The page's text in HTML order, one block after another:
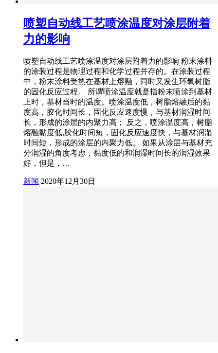
喷塑自动线工艺喷涂温度对涂层附着
力的影响
喷塑自动线工艺喷涂温度对涂层附着力的影响 粉末涂料
的涂装过程是物理过程和化学过程并存的。在涂装过程
中，粉末涂料受热在基材上熔融，同时又发生环氧树脂
的固化反应过程。 所谓喷涂温度就是指粉末喷涂到基材
上时，基材当时的温度。喷涂温度低，树脂熔融后的黏
度高，胶化时间长，固化反应速度慢，与基材润湿时间
长，形成的涂层的内聚力高； 反之，喷涂温度高，树脂
熔融黏度低,胶化时间短，固化反应速度快，与基材润湿
时间短，形成的涂层的内聚力低。 如果从涂层与基材充
分润湿的角度考虑，黏度低的和润湿时间长的润湿效果
好，但是，…
新闻 2020年12月30日